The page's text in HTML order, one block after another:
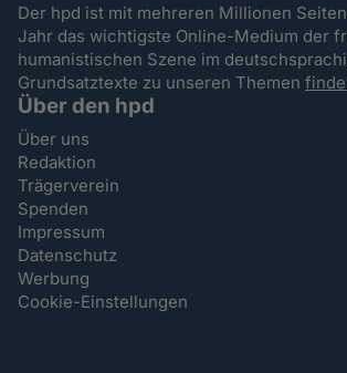
Der hpd ist mit mehreren Millionen
Jahr das wichtigste Online-Medium der
humanistischen Szene im
Grundsatztexte zu unseren Themen
Über den hpd
Über uns
Redaktion
Trägerverein
Spenden
Impressum
Datenschutz
Werbung
Cookie-Einstellungen